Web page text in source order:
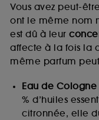
Vous avez peut-
ont le même nom
est dû à leur
affecte à la fois la
même parfum
Eau de Cologne
% d’huiles
citronnée, elle